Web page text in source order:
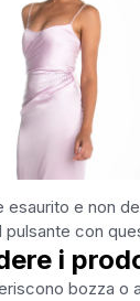
e non
con
i
bozza o